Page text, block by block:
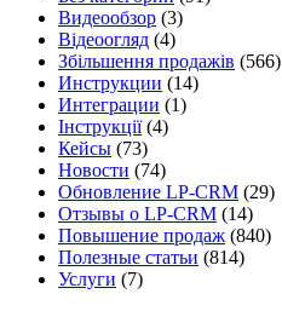
Видеообзор (3)
Відеоогляд (4)
Збільшення продажів (566)
Инструкции (14)
Интеграции (1)
Інструкції(4)
Кейсы (73)
Новости (74)
Обновление LP-CRM (29)
Отзывы о LP-CRM (14)
Повышение продаж (840)
Полезные статьи (814)
Услуги (7)